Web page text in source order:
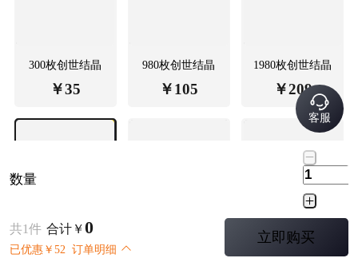
300枚创世结晶
￥35
980枚创世结晶
￥105
1980枚创世结晶
￥209
3280枚创世结晶 空月祝福
￥35
数量
共1件 合计￥0
已优惠￥52 订单明细
立即购买
客服